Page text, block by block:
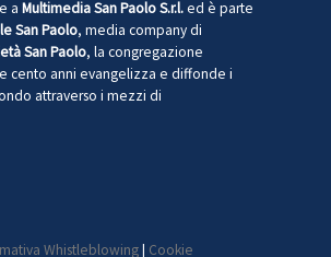
a Multimedia San Paolo S.r.l.ed è parte
San Paolo, media company di
San Paolo, la congregazione
cento anni evangelizza e diffonde i
attraverso i mezzi di
Whistleblowing| Cookie